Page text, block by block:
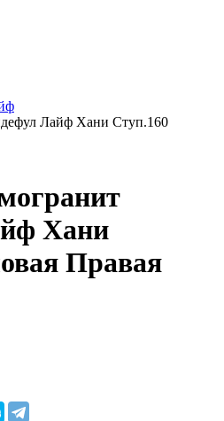
Лайф Хани Ступ.160
Хани
Правая